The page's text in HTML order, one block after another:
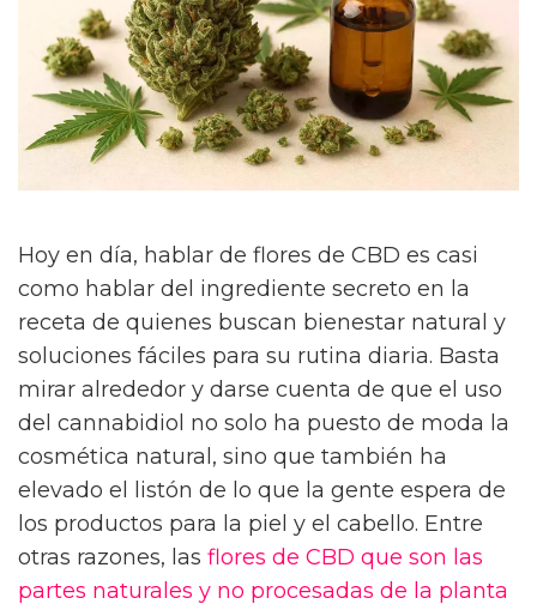
Hoy en día, hablar de flores de CBD es casi
como hablar del ingrediente secreto en la
receta de quienes buscan bienestar natural y
soluciones fáciles para su rutina diaria. Basta
mirar alrededor y darse cuenta de que el uso
del cannabidiol no solo ha puesto de moda la
cosmética natural, sino que también ha
elevado el listón de lo que la gente espera de
los productos para la piel y el cabello. Entre
otras razones, las flores de CBD que son las
partes naturales y no procesadas de la planta